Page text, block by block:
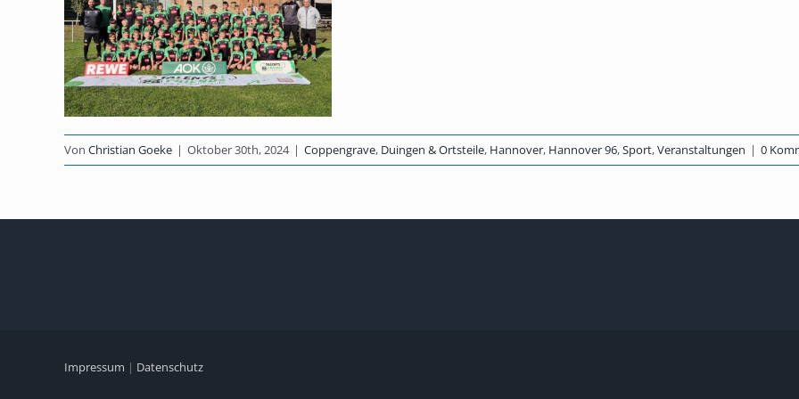
Von Christian Goeke | Oktober 30th, 2024 | Coppengrave, Duingen & Ortsteile, Hannover, Hannover 96,Sport,Veranstaltungen | 0
Impressum | Datenschutz